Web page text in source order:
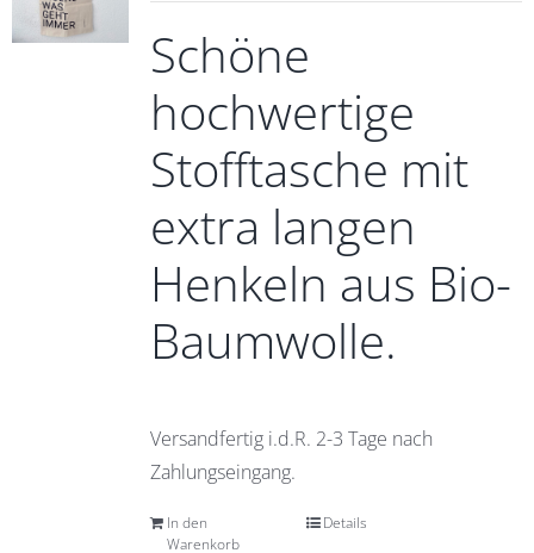
Schöne
hochwertige
Stofftasche mit
extra langen
Henkeln aus Bio-
Baumwolle.
Versandfertig i.d.R. 2-3 Tage nach
Zahlungseingang.
In den
Warenkorb
Details